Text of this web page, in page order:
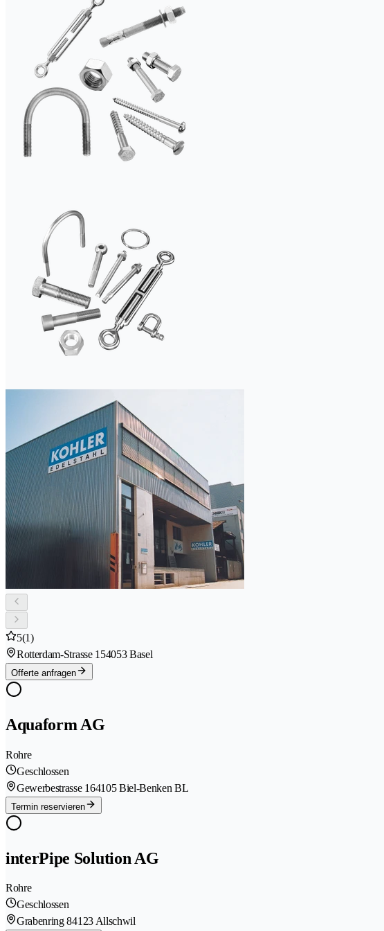
5(1)
Rotterdam-Strasse 154053 Basel
Offerte anfragen
Aquaform AG
Rohre
Geschlossen
Gewerbestrasse 164105 Biel-Benken BL
Termin reservieren
interPipe Solution AG
Rohre
Geschlossen
Grabenring 84123 Allschwil